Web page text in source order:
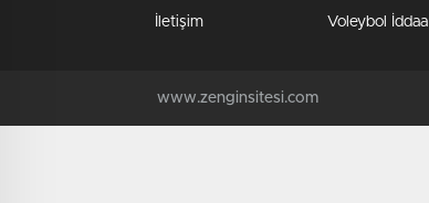
İletişim Voleybol İddaa
www.zenginsitesi.com